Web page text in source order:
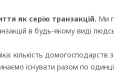
як серію транзакцій. Ми
в будь-якому виді
кількість
існувати разом по